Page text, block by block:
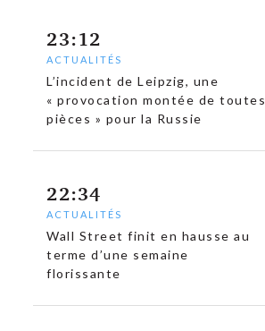
23:12
ACTUALITÉS
L’incident de Leipzig, une
« provocation montée de toutes
pièces » pour la Russie
22:34
ACTUALITÉS
Wall Street finit en hausse au
terme d’une semaine
florissante